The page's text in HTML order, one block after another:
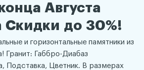
Августа
Скидки до 30%!
и горизонтальные памятники из
Гранит: Габбро-Диабаз
Подставка, Цветник. В размерах